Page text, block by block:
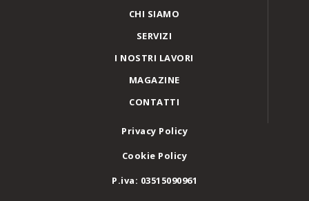
CHI SIAMO
SERVIZI
I NOSTRI LAVORI
MAGAZINE
CONTATTI
Privacy Policy
Cookie Policy
P.iva: 03515090961